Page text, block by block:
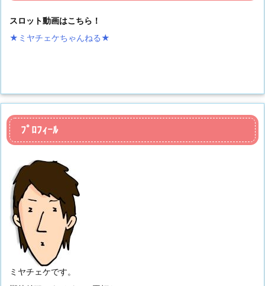
スロット動画はこちら！
★ミヤチェケちゃんねる★
ﾌﾟﾛﾌｨｰﾙ
ミヤチェケです。